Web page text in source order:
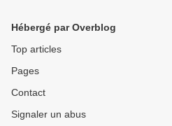
Hébergé par Overblog
Top articles
Pages
Contact
Signaler un abus